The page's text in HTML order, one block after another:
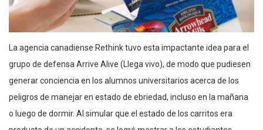
La agencia canadiense Rethink tuvo esta impactante idea para el
grupo de defensa Arrive Alive (Llega vivo), de modo que pudiesen
generar conciencia en los alumnos universitarios acerca de los
peligros de manejar en estado de ebriedad, incluso en la mañana
o luego de dormir. Al simular que el estado de los carritos era